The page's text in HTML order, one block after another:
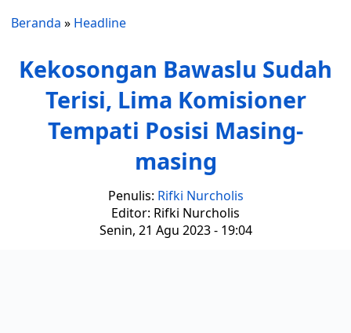
Beranda » Headline
Kekosongan Bawaslu Sudah
Terisi, Lima Komisioner
Tempati Posisi Masing-
masing
Penulis: Rifki Nurcholis
Editor: Rifki Nurcholis
Senin, 21 Agu 2023 - 19:04